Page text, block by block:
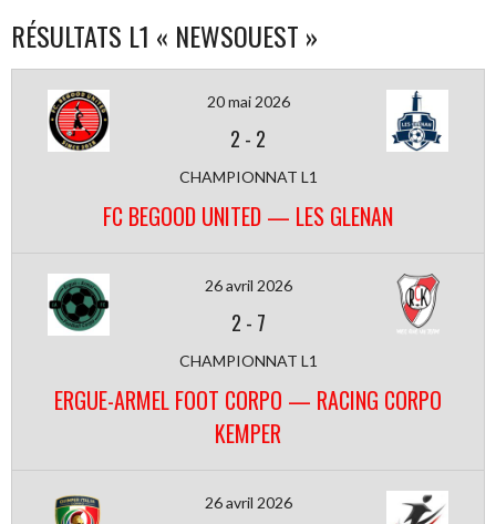
RÉSULTATS L1 « NEWSOUEST »
20 mai 2026
2 - 2
CHAMPIONNAT L1
FC BEGOOD UNITED — LES GLENAN
26 avril 2026
2 - 7
CHAMPIONNAT L1
ERGUE-ARMEL FOOT CORPO — RACING CORPO
KEMPER
26 avril 2026